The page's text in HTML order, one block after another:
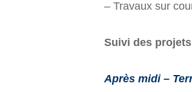
– Travaux sur
Suivi des
Après midi –